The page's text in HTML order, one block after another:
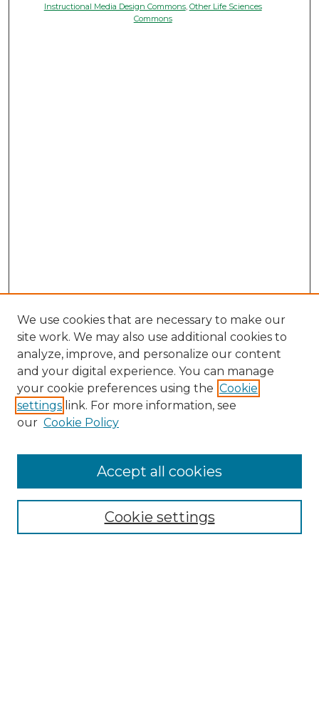
Instructional Media Design Commons, Other Life Sciences
Commons
Colecciones
Autor
We use cookies that are necessary to make our
site work. We may also use additional cookies to
analyze, improve, and personalize our content
and your digital experience. You can manage
your cookie preferences using the Cookie
settings link. For more information, see
our Cookie Policy
Cookie settings
Accept all cookies